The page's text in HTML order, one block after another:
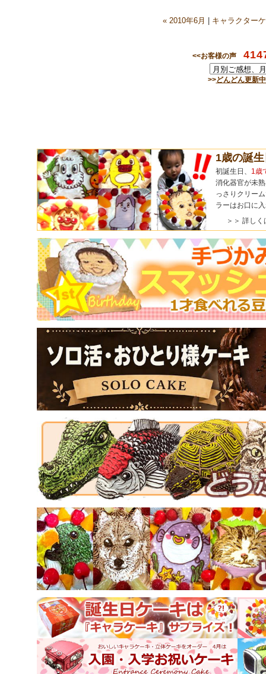
« 2010年6月 キャラクター
<<お客様の声
>>どんどん更新
1歳の誕
初誕生日、 1歳
消化器官が未
っさりクリー
ラーはお口に
＞＞ 詳しく